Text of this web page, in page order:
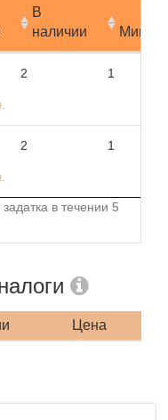
В
наличии
2 1
2 1
в течении 5
Цена